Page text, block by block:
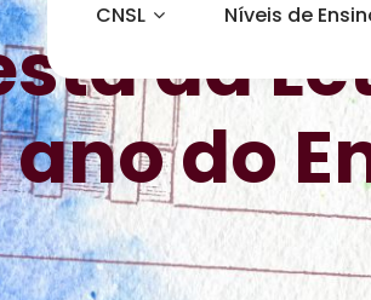
CNSL Níveis de
da
ano do